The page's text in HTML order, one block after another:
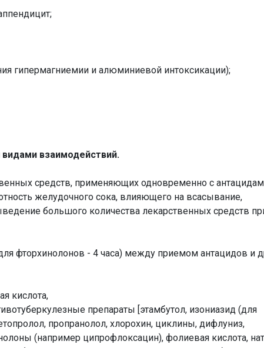
гипермагниемии и алюминиевой интоксикации);
взаимодействий.
средств, применяющих одновременно с
желудочного сока, влияющего на всасывание,
большого количества лекарственных средств
фторхинолонов - 4 часа) между приемом антацидов и
кислота,
препараты [этамбутол, изониазид (для
пропранолол, хлорохин, циклины, дифлуниз,
(например ципрофлоксацин), фолиевая кислота,